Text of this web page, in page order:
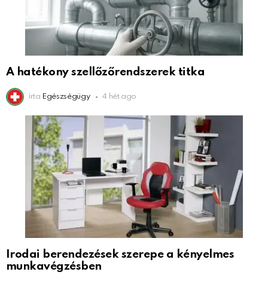
A hatékony szellőzőrendszerek titka
írta Egészségügy 4 hét ago
Irodai berendezések szerepe a kényelmes
munkavégzésben